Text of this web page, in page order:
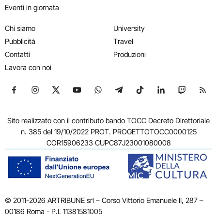
Eventi in giornata
Chi siamo
Pubblicità
Contatti
Lavora con noi
University
Travel
Produzioni
Seguici su Facebook
Seguici su Instagram
Seguici su X
Seguici su YouTube
Seguici su WhatsApp
Seguici su Telegram
Seguici su TikTok
Seguici su
Seguici
Sito realizzato con il contributo bando TOCC Decreto Direttoriale
n. 385 del 19/10/2022 PROT. PROGETTOTOCC0000125
COR15906233 CUPC87J23001080008
© 2011-2026 ARTRIBUNE srl – Corso Vittorio Emanuele II, 287 –
00186 Roma - P.I. 11381581005